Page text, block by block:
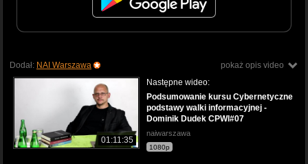
pokaż opis video
Dodał: NAI Warszawa
01:11:35
Następne wideo:
Podsumowanie kursu Cybernetyczne
podstawy walki informacyjnej -
Dominik Dudek CPWI#07
naiwarszawa
1080p